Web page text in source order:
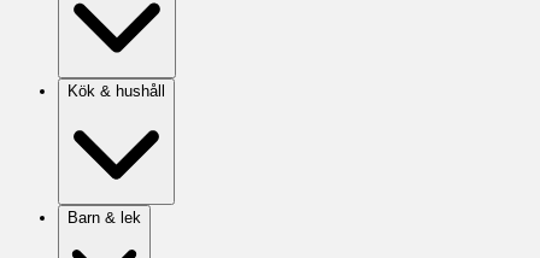
Kök & hushåll
Barn & lek